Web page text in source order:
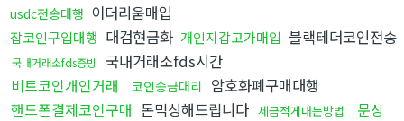
usdc전송대행 이더리움매입
잡코인구입대행 대검현금화 개인지갑고가매입 블랙테더코인전송
국내거래소fds증빙
국내거래소fds시간
비트코인개인거래
코인송금대리 암호화폐구매대행
핸드폰결제코인구매 돈믹싱해드립니다 세금적게내는방법
문상